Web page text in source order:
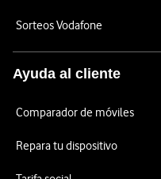
Sorteos Vodafone
Ayuda al cliente
Comparador de móviles
Repara tu dispositivo